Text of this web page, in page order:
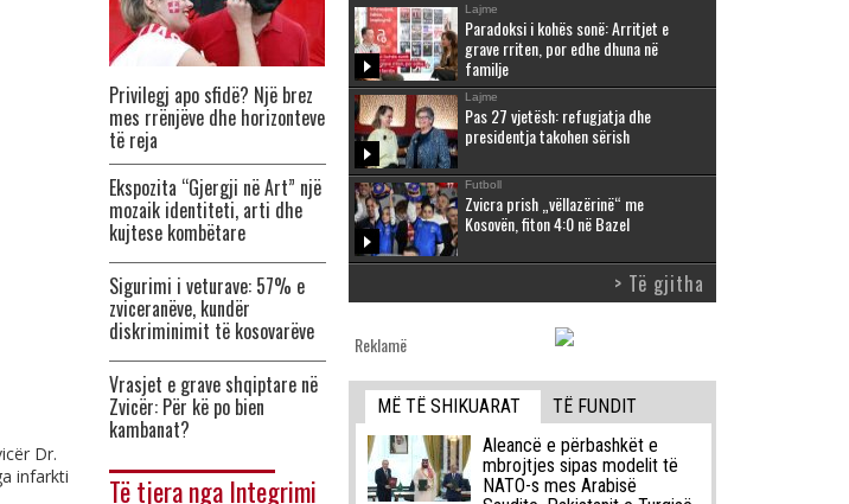
Dr.
infarkti
Privilegj apo sfidë? Një brez
mes rrënjëve dhe horizonteve
të reja
Ekspozita “Gjergji në Art” një
mozaik identiteti, arti dhe
kujtese kombëtare
Sigurimi i veturave: 57% e
zviceranëve, kundër
diskriminimit të kosovarëve
Vrasjet e grave shqiptare në
Zvicër: Për kë po bien
kambanat?
Të tjera nga Integrimi
Lajme
Paradoksi i kohës sonë: Arritjet e
grave rriten, por edhe dhuna në
familje
Lajme
Pas 27 vjetësh: refugjatja dhe
presidentja takohen sërish
Futboll
Zvicra prish „vëllazërinë“ me
Kosovën, fiton 4:0 në Bazel
> Të gjitha
Reklamë
MË TË SHIKUARAT
TË FUNDIT
Aleancë e përbashkët e
mbrojtjes sipas modelit të
NATO-s mes Arabisë